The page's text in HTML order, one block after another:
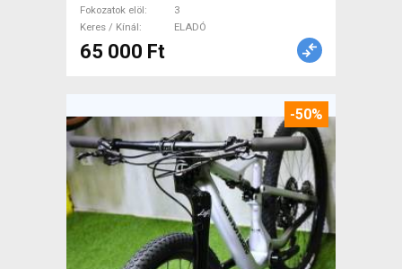
Fokozatok elöl
3
Keres / Kínál
ELADÓ
65 000 Ft
-50%